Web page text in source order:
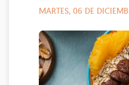
MARTES, 06 DE